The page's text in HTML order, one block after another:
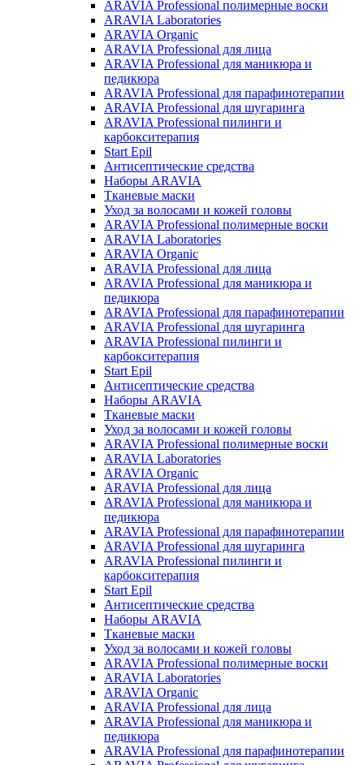
ARAVIA Professional полимерные воски
ARAVIA Laboratories
ARAVIA Organic
ARAVIA Professional для лица
ARAVIA Professional для маникюра и
педикюра
ARAVIA Professional для парафинотерапии
ARAVIA Professional для шугаринга
ARAVIA Professional пилинги и
карбокситерапия
Start Epil
Антисептические средства
Наборы ARAVIA
Тканевые маски
Уход за волосами и кожей головы
ARAVIA Professional полимерные воски
ARAVIA Laboratories
ARAVIA Organic
ARAVIA Professional для лица
ARAVIA Professional для маникюра и
педикюра
ARAVIA Professional для парафинотерапии
ARAVIA Professional для шугаринга
ARAVIA Professional пилинги и
карбокситерапия
Start Epil
Антисептические средства
Наборы ARAVIA
Тканевые маски
Уход за волосами и кожей головы
ARAVIA Professional полимерные воски
ARAVIA Laboratories
ARAVIA Organic
ARAVIA Professional для лица
ARAVIA Professional для маникюра и
педикюра
ARAVIA Professional для парафинотерапии
ARAVIA Professional для шугаринга
ARAVIA Professional пилинги и
карбокситерапия
Start Epil
Антисептические средства
Наборы ARAVIA
Тканевые маски
Уход за волосами и кожей головы
ARAVIA Professional полимерные воски
ARAVIA Laboratories
ARAVIA Organic
ARAVIA Professional для лица
ARAVIA Professional для маникюра и
педикюра
ARAVIA Professional для парафинотерапии